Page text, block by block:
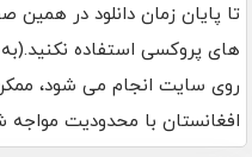
تا پایان زمان دانلود در همین
روی سایت انجام می شود،
افغانستان با محدودیت مواجه